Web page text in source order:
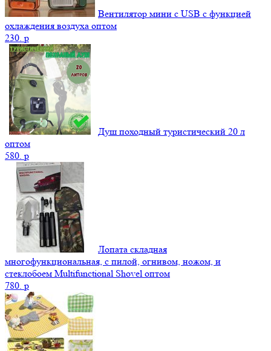
Вентилятор мини с USB с функцией
охлаждения воздуха оптом
230. p
Душ походный туристический 20 л
оптом
580. p
Лопата складная
многофункциональная, с пилой, огнивом, ножом, и
стеклобоем Multifunctional Shovel оптом
780. p